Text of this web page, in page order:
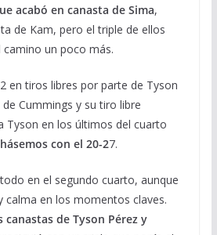
acabó en canasta de Sima,
de Kam, pero el triple de ellos
un poco más.
en tiros libres por parte de Tyson
Cummings y su tiro libre
Tyson en los últimos del cuarto
con el 20-27.
en el segundo cuarto, aunque
calma en los momentos claves.
de Tyson Pérez y